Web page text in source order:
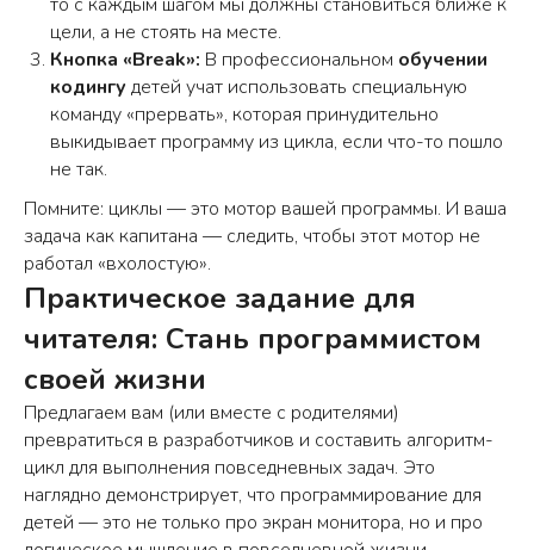
цели, а не стоять на месте.
Кнопка «Break»: В профессиональном обучении
кодингу детей учат использовать специальную
команду «прервать», которая принудительно
выкидывает программу из цикла, если что-то пошло
не так.
Помните: циклы — это мотор вашей программы. И ваша
задача как капитана — следить, чтобы этот мотор не
работал «вхолостую».
Практическое задание для
читателя: Стань программистом
своей жизни
Предлагаем вам (или вместе с родителями)
превратиться в разработчиков и составить алгоритм-
цикл для выполнения повседневных задач. Это
наглядно демонстрирует, что программирование для
детей — это не только про экран монитора, но и про
Нажимая кнопку «Оставить заявку», я
соглашаюсь с политикой
конфиденциальности
и спубличной офертой
ОСТАВИТЬ ЗАЯВКУ
КОНТАКТЫ
Ежедневно c 9:30 до 21:00 (мск)
shkodish@yandex.ru
+7 (926) 890-87-95
Школа программирования «шКОДишь»